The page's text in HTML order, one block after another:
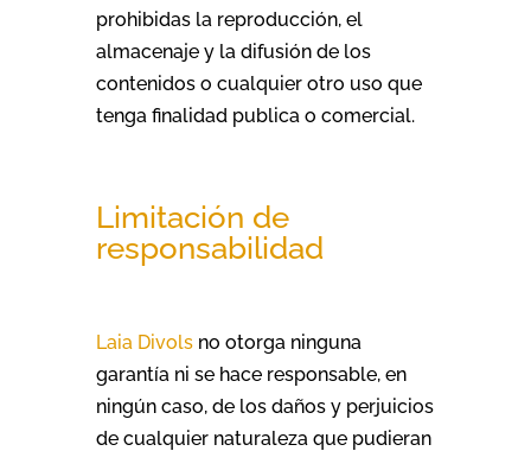
prohibidas la reproducción, el
almacenaje y la difusión de los
contenidos o cualquier otro uso que
tenga finalidad publica o comercial.
Limitación de
responsabilidad
Laia Divolsno otorga ninguna
garantía ni se hace responsable, en
ningún caso, de los daños y perjuicios
de cualquier naturaleza que pudieran